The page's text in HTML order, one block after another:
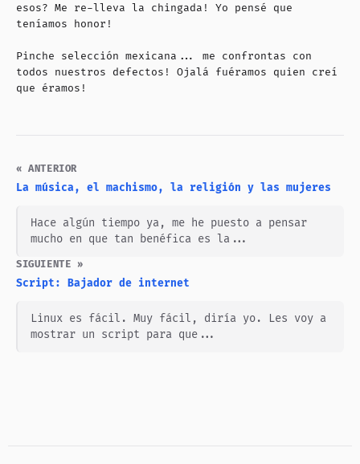
esos? Me re-lleva la chingada! Yo pensé que
teníamos honor!
Pinche selección mexicana... me confrontas con
todos nuestros defectos! Ojalá fuéramos quien creí
que éramos!
« ANTERIOR
La música, el machismo, la religión y las mujeres
Hace algún tiempo ya, me he puesto a pensar
mucho en que tan benéfica es la...
SIGUIENTE »
Script: Bajador de internet
Linux es fácil. Muy fácil, diría yo. Les voy a
mostrar un script para que...